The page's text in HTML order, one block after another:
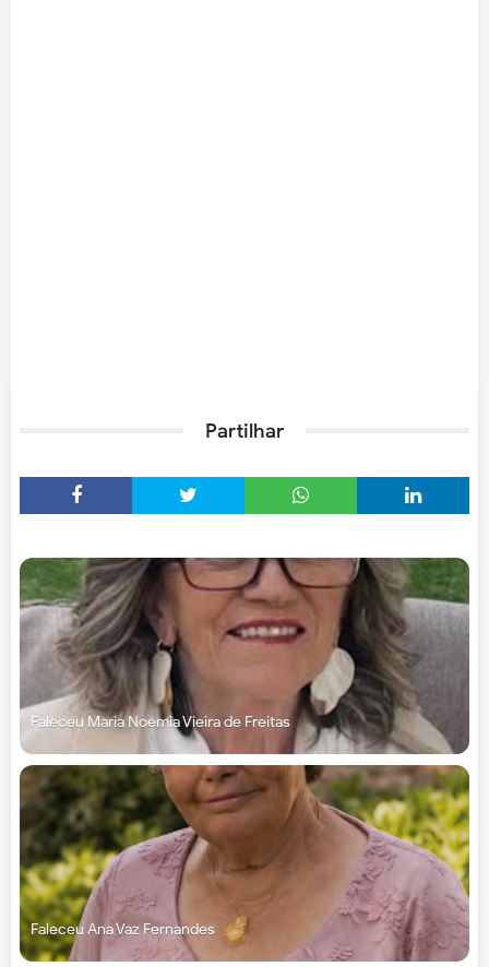
Partilhar
Faleceu Maria Noémia Vieira de Freitas
Faleceu Ana Vaz Fernandes